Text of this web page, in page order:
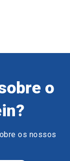
o
os nossos